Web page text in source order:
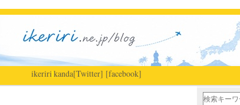
ikeriri|kanda[Twitter] [facebook]